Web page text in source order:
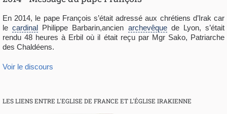
En 2014, le pape François s’était adressé aux chrétiens d’Irak car
lecardinal Philippe Barbarin,ancien archevêquede Lyon, s’était
rendu 48 heures à Erbil où il était reçu par Mgr Sako, Patriarche
des Chaldéens.
Voir le discours
LES LIENS ENTRE L'EGLISE DE FRANCE ET L'ÉGLISE IRAKIENNE